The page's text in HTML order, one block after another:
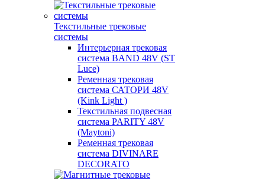
Текстильные трековые
системы
Интерьерная трековая
система BAND 48V (ST
Luce)
Ременная трековая
система САТОРИ 48V
(Kink Light )
Текстильная подвесная
система PARITY 48V
(Maytoni)
Ременная трековая
система DIVINARE
DECORATO